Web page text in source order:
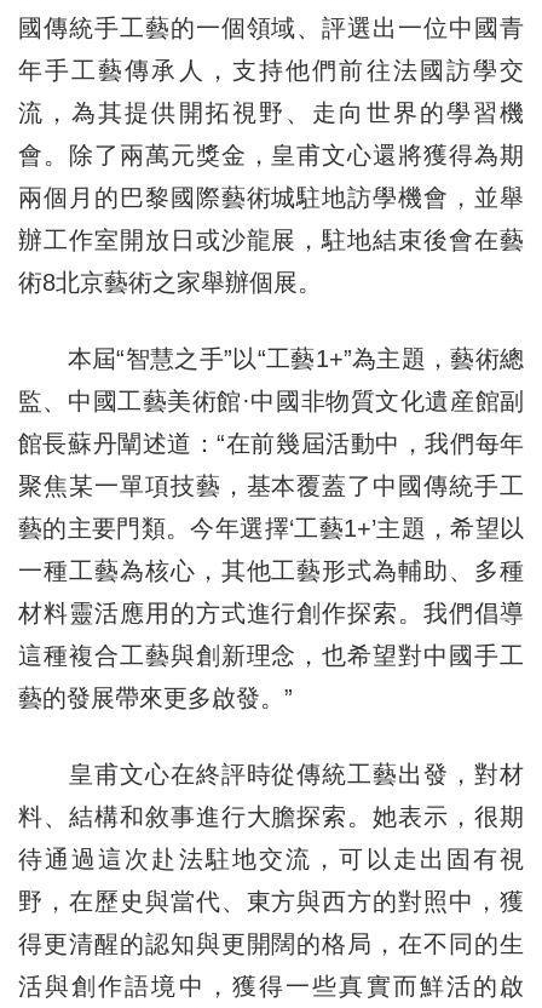
國傳統手工藝的一個領域、評選出一位中國青
年手工藝傳承人，支持他們前往法國訪學交
流，為其提供開拓視野、走向世界的學習機
會。除了兩萬元獎金，皇甫文心還將獲得為期
兩個月的巴黎國際藝術城駐地訪學機會，並舉
辦工作室開放日或沙龍展，駐地結束後會在藝
術8北京藝術之家舉辦個展。
本屆“智慧之手”以“工藝1+”為主題，藝術總
監、中國工藝美術館·中國非物質文化遺産館副
館長蘇丹闡述道：“在前幾屆活動中，我們每年
聚焦某一單項技藝，基本覆蓋了中國傳統手工
藝的主要門類。今年選擇‘工藝1+’主題，希望以
一種工藝為核心，其他工藝形式為輔助、多種
材料靈活應用的方式進行創作探索。我們倡導
這種複合工藝與創新理念，也希望對中國手工
藝的發展帶來更多啟發。”
皇甫文心在終評時從傳統工藝出發，對材
料、結構和敘事進行大膽探索。她表示，很期
待通過這次赴法駐地交流，可以走出固有視
野，在歷史與當代、東方與西方的對照中，獲
得更清醒的認知與更開闊的格局，在不同的生
活與創作語境中，獲得一些真實而鮮活的啟